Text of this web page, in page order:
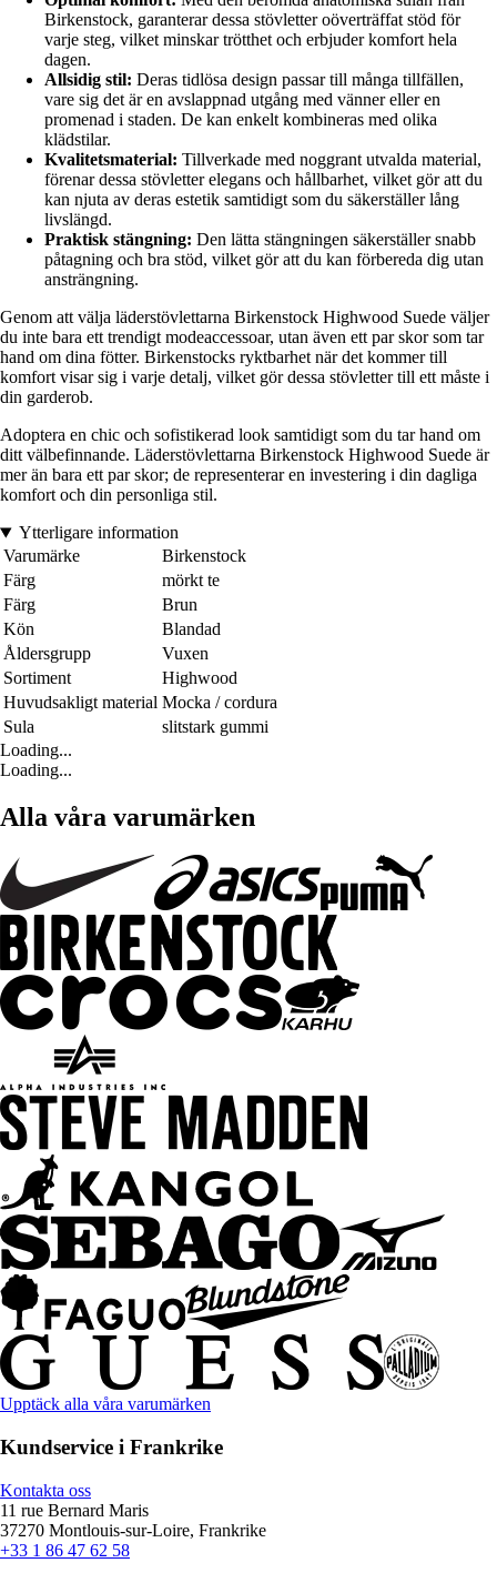
Birkenstock, garanterar dessa stövletter oöverträffat stöd för
varje steg, vilket minskar trötthet och erbjuder komfort hela
dagen.
Allsidig stil: Deras tidlösa design passar till många tillfällen,
vare sig det är en avslappnad utgång med vänner eller en
promenad i staden. De kan enkelt kombineras med olika
klädstilar.
Kvalitetsmaterial: Tillverkade med noggrant utvalda material,
förenar dessa stövletter elegans och hållbarhet, vilket gör att du
kan njuta av deras estetik samtidigt som du säkerställer lång
livslängd.
Praktisk stängning: Den lätta stängningen säkerställer snabb
påtagning och bra stöd, vilket gör att du kan förbereda dig utan
ansträngning.
Genom att välja läderstövlettarna Birkenstock Highwood Suede väljer
du inte bara ett trendigt modeaccessoar, utan även ett par skor som tar
hand om dina fötter. Birkenstocks ryktbarhet när det kommer till
komfort visar sig i varje detalj, vilket gör dessa stövletter till ett måste i
din garderob.
Adoptera en chic och sofistikerad look samtidigt som du tar hand om
ditt välbefinnande. Läderstövlettarna Birkenstock Highwood Suede är
mer än bara ett par skor; de representerar en investering i din dagliga
komfort och din personliga stil.
Ytterligare information
Varumärke
Birkenstock
Färg
mörkt te
Färg
Brun
Kön
Blandad
Åldersgrupp
Vuxen
Sortiment
Highwood
Huvudsakligt material Mocka / cordura
Sula
slitstark gummi
Loading...
Loading...
Alla våra varumärken
Upptäck alla våra varumärken
Kundservice i Frankrike
Kontakta oss
11 rue Bernard Maris
37270 Montlouis-sur-Loire, Frankrike
+33 1 86 47 62 58